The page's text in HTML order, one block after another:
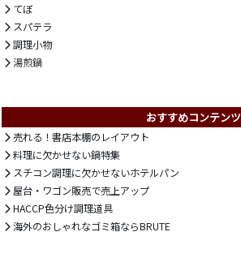
てぼ
スパテラ
調理小物
湯煎鍋
おすすめコンテンツ
売れる！書店本棚のレイアウト
料理に欠かせない鍋特集
スチコン調理に欠かせないホテルパン
屋台・ワゴン販売で売上アップ
HACCP色分け調理道具
海外のおしゃれなゴミ箱ならBRUTE